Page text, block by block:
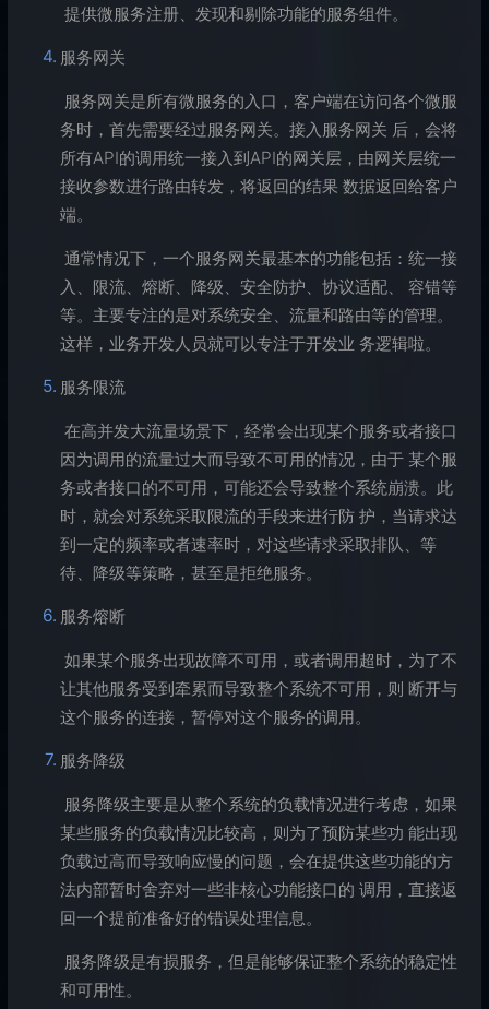
​ 提供微服务注册、发现和剔除功能的服务组件。
服务网关
​ 服务网关是所有微服务的入口，客户端在访问各个微服
务时，首先需要经过服务网关。接入服务网关 后，会将
所有API的调用统一接入到API的网关层，由网关层统一
接收参数进行路由转发，将返回的结果 数据返回给客户
端。
​ 通常情况下，一个服务网关最基本的功能包括：统一接
入、限流、熔断、降级、安全防护、协议适配、 容错等
等。主要专注的是对系统安全、流量和路由等的管理。
这样，业务开发人员就可以专注于开发业 务逻辑啦。
服务限流
​ 在高并发大流量场景下，经常会出现某个服务或者接口
因为调用的流量过大而导致不可用的情况，由于 某个服
务或者接口的不可用，可能还会导致整个系统崩溃。此
时，就会对系统采取限流的手段来进行防 护，当请求达
到一定的频率或者速率时，对这些请求采取排队、等
待、降级等策略，甚至是拒绝服务。
服务熔断
​ 如果某个服务出现故障不可用，或者调用超时，为了不
让其他服务受到牵累而导致整个系统不可用，则 断开与
这个服务的连接，暂停对这个服务的调用。
服务降级
​ 服务降级主要是从整个系统的负载情况进行考虑，如果
某些服务的负载情况比较高，则为了预防某些功 能出现
负载过高而导致响应慢的问题，会在提供这些功能的方
法内部暂时舍弃对一些非核心功能接口的 调用，直接返
回一个提前准备好的错误处理信息。
​ 服务降级是有损服务，但是能够保证整个系统的稳定性
和可用性。